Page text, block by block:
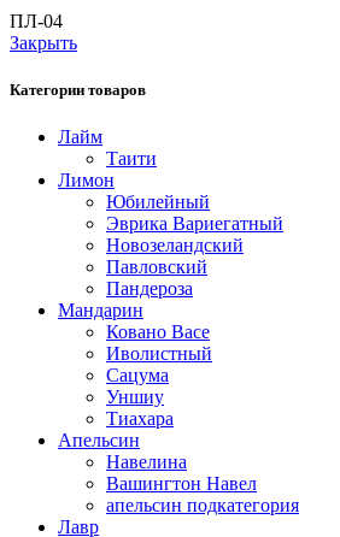
ПЛ-04
Закрыть
Категории товаров
Лайм
Таити
Лимон
Юбилейный
Эврика Вариегатный
Новозеландский
Павловский
Пандероза
Мандарин
Ковано Васе
Иволистный
Сацума
Уншиу
Тиахара
Апельсин
Навелина
Вашингтон Навел
апельсин подкатегория
Лавр